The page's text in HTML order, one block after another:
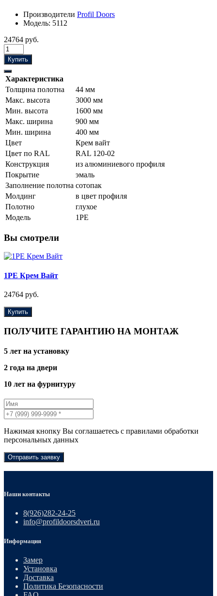
Производители Profil Doors
Модель: 5112
24764 руб.
Купить
Характеристика
Толщина полотна
44 мм
Макс. высота
3000 мм
Мин. высота
1600 мм
Макс. ширина
900 мм
Мин. ширина
400 мм
Цвет
Крем вайт
Цвет по RAL
RAL 120-02
Конструкция
из алюминиевого профиля
Покрытие
эмаль
Заполнение полотна сотопак
Молдинг
в цвет профиля
Полотно
глухое
Модель
1PE
Вы смотрели
1PE Крем Вайт
24764 руб.
Купить
ПОЛУЧИТЕ ГАРАНТИЮ НА МОНТАЖ
5 лет на установку
2 года на двери
10 лет на фурнитуру
Нажимая кнопку Вы соглашаетесь с правилами обработки
персональных данных
Отправить заявку
Наши контакты
8(926)282-24-25
info@profildoorsdveri.ru
Информация
Замер
Установка
Доставка
Политика Безопасности